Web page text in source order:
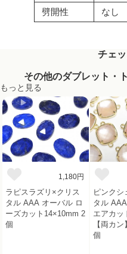
劈開性 なし
チェ
その他のダブレット・
もっと見る
1,180円
ラピスラズリ×クリス
タル AAA オーバル ロ
ーズカット14×10mm 2
個
ピンクシ
タル
エアカッ
【両カ
個